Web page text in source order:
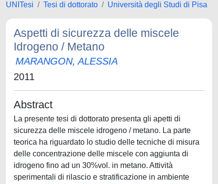
UNITesi Tesi di dottorato Università degli Studi di Pisa
Aspetti di sicurezza delle miscele
Idrogeno / Metano
MARANGON, ALESSIA
2011
Abstract
La presente tesi di dottorato presenta gli apetti di
sicurezza delle miscele idrogeno / metano. La parte
teorica ha riguardato lo studio delle tecniche di misura
delle concentrazione delle miscele con aggiunta di
idrogeno fino ad un 30%vol. in metano. Attività
sperimentali di rilascio e stratificazione in ambiente